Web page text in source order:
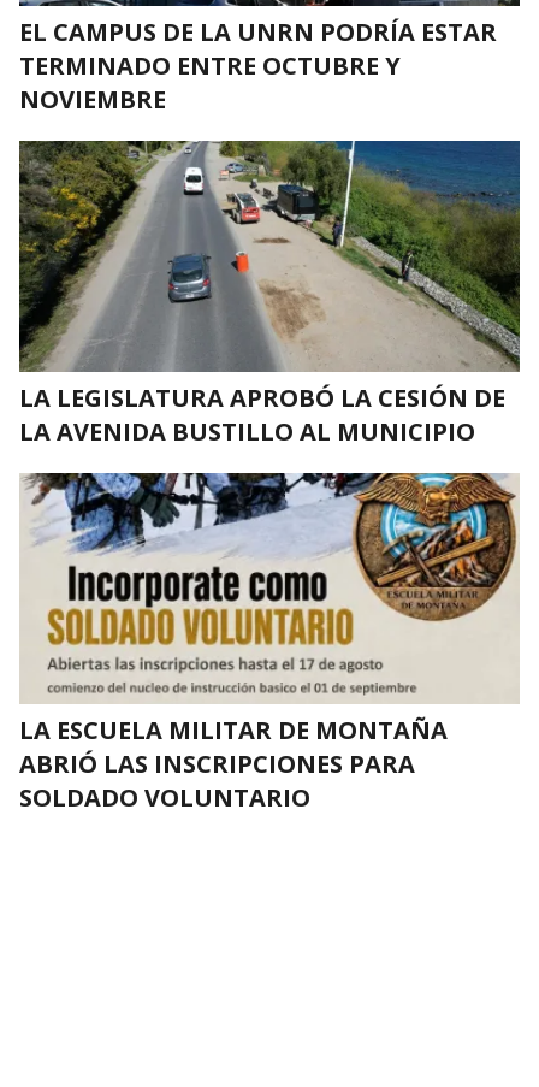
EL CAMPUS DE LA UNRN PODRÍA ESTAR
TERMINADO ENTRE OCTUBRE Y
NOVIEMBRE
LA LEGISLATURA APROBÓ LA CESIÓN DE
LA AVENIDA BUSTILLO AL MUNICIPIO
LA ESCUELA MILITAR DE MONTAÑA
ABRIÓ LAS INSCRIPCIONES PARA
SOLDADO VOLUNTARIO